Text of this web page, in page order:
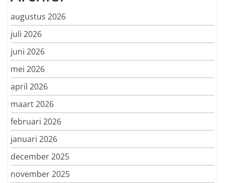
augustus 2026
juli 2026
juni 2026
mei 2026
april 2026
maart 2026
februari 2026
januari 2026
december 2025
november 2025